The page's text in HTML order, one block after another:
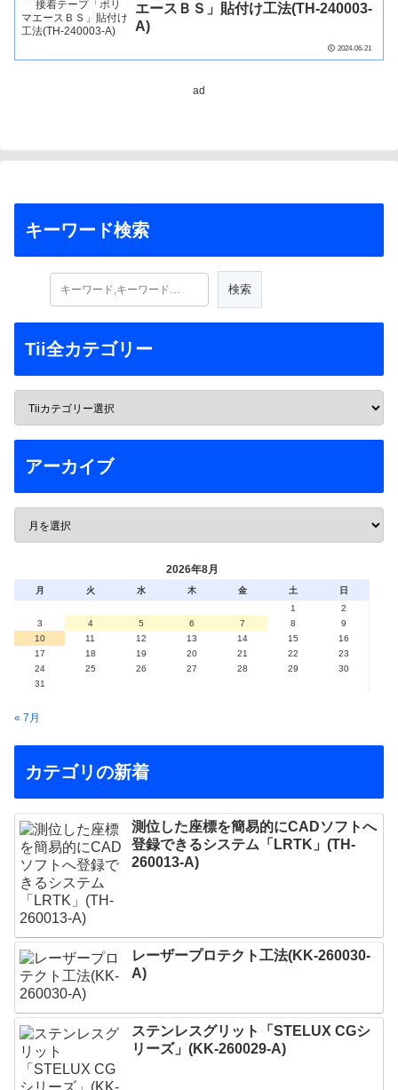
エースＢＳ」貼付け工法(TH-240003-
A)
2024-06-21
ad
キーワード検索
Tii全カテゴリー
アーカイブ
2026年8月
月 火 水 木 金 土
日
1
2
3
4 5 6 7 8
9
10
11 12 13 14 15
16
17
18 19 20 21 22
23
24
25 26 27 28 29
30
31
« 7月
カテゴリの新着
測位した座標を簡易的にCADソフトへ
登録できるシステム「LRTK」(TH-
260013-A)
レーザープロテクト⼯法(KK-260030-
A)
ステンレスグリット「STELUX CGシ
リーズ」(KK-260029-A)